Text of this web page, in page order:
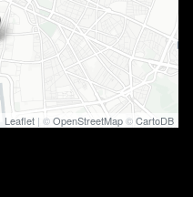
Leaflet | ©OpenStreetMap©CartoDB